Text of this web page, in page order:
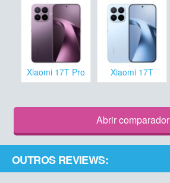
Xiaomi 17T Pro Xiaomi 17T
Abrir comparador
OUTROS REVIEWS: